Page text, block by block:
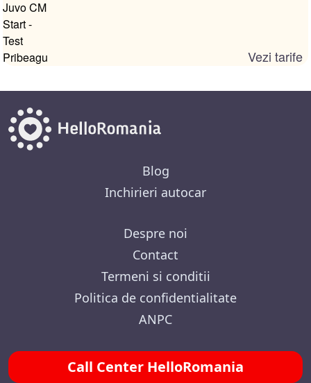
Vezi tarife
Blog
Inchirieri autocar
Despre noi
Contact
Termeni si conditii
Politica de confidentialitate
ANPC
Call Center HelloRomania